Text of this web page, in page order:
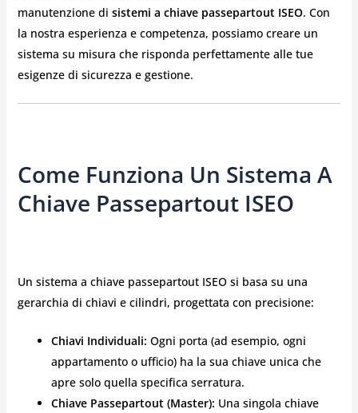
manutenzione di sistemi a chiave passepartout ISEO. Con
la nostra esperienza e competenza, possiamo creare un
sistema su misura che risponda perfettamente alle tue
esigenze di sicurezza e gestione.
Come Funziona Un Sistema A
Chiave Passepartout ISEO
Un sistema a chiave passepartout ISEO si basa su una
gerarchia di chiavi e cilindri, progettata con precisione:
Chiavi Individuali: Ogni porta (ad esempio, ogni
appartamento o ufficio) ha la sua chiave unica che
apre solo quella specifica serratura.
Chiave Passepartout (Master): Una singola chiave